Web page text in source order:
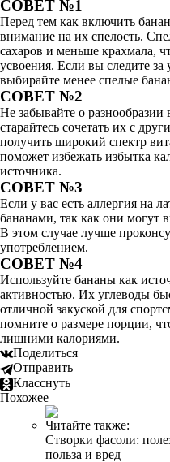
СОВЕТ №1
Перед тем как включить
внимание на их спелость.
сахаров и меньше крахмала,
усвоения. Если вы следите за
выбирайте менее спелые
СОВЕТ №2
Не забывайте о
старайтесь сочетать их с
получить широкий спектр
поможет избежать избытка
источника.
СОВЕТ №3
Если у вас есть аллергия на
бананами, так как они могут
В этом случае лучше
употреблением.
СОВЕТ №4
Используйте бананы как
активностью. Их углеводы
отличной закуской для
помните о размере порции,
лишними калориями.
Поделиться
Отправить
Класснуть
Похожее
Читайте также:
Створки фасоли:
польза и вред